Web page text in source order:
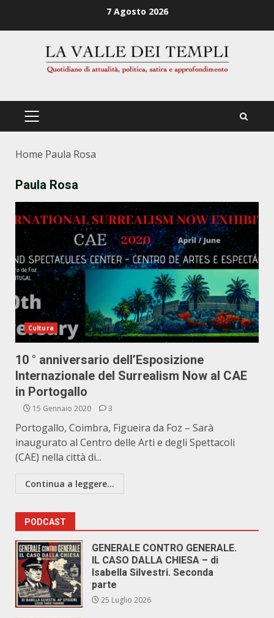
7 Agosto 2026
PRIMÄRES
Home Paula Rosa
Paula Rosa
Cultura
10 ° anniversario dell’Esposizione
Internazionale del Surrealism Now al CAE
in Portogallo
15 Gennaio 2020 3
Portogallo, Coimbra, Figueira da Foz – Sarà
inaugurato al Centro delle Arti e degli Spettacoli
(CAE) nella città di...
Continua a leggere...
PODCAST
GENERALE CONTRO GENERALE.
IL CASO DALLA CHIESA – di
Isabella Silvestri. Seconda
parte
25 Luglio 2026